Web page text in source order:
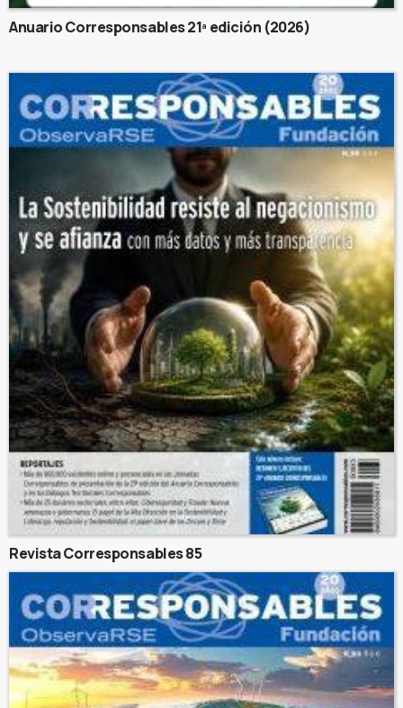
Anuario Corresponsables 21ª edición (2026)
Revista Corresponsables 85